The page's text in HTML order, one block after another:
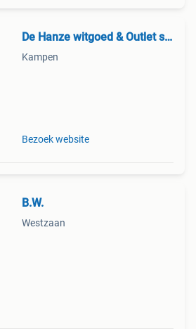
De Hanze witgoed & Outlet store
Kampen
Bezoek website
B.W.
Westzaan